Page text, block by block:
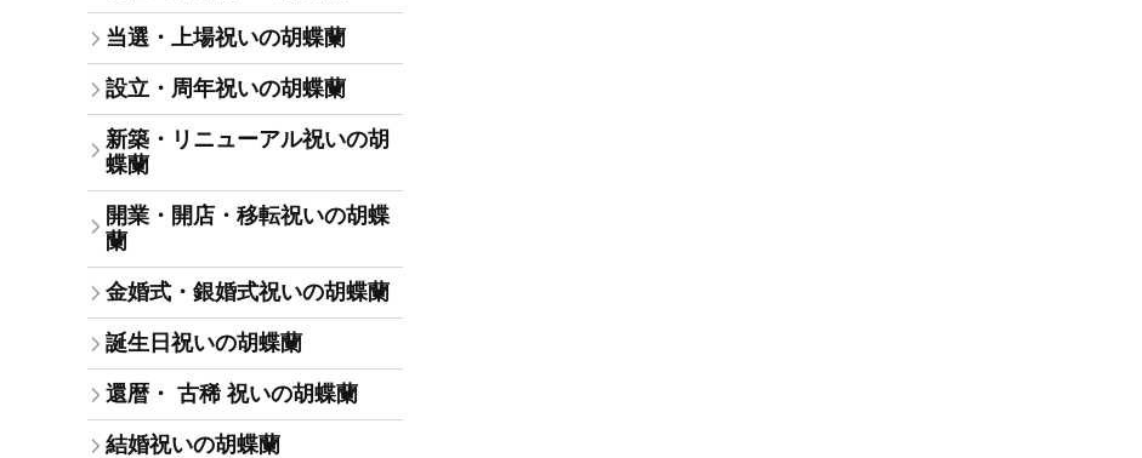
当選・上場祝いの胡蝶蘭
設立・周年祝いの胡蝶蘭
新築・リニューアル祝いの胡
蝶蘭
開業・開店・移転祝いの胡蝶
蘭
金婚式・銀婚式祝いの胡蝶蘭
誕生日祝いの胡蝶蘭
還暦・ 古稀 祝いの胡蝶蘭
結婚祝いの胡蝶蘭